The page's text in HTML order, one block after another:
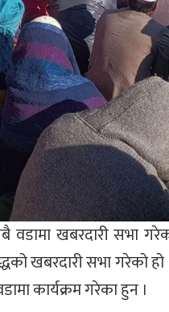
वडामा खबरदारी सभा
खबरदारी सभा गरेको
कार्यक्रम गरेका हुन ।